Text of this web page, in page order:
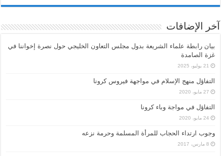
آخر الإضافات
بيان رابطة علماء الشريعة بدول مجلس التعاون الخليجي حول نصرة إخواننا في
غزة الصامدة
21 يوليو، 2025
التفاؤل منهج الإسلام في مواجهة فيروس كرونا
27 مايو، 2020
التفاؤل في مواجة وباء كرونا
24 مايو، 2020
وجوب ارتداء الحجاب للمرأة المسلمة وحرمة نزعه
8 مارس، 2017